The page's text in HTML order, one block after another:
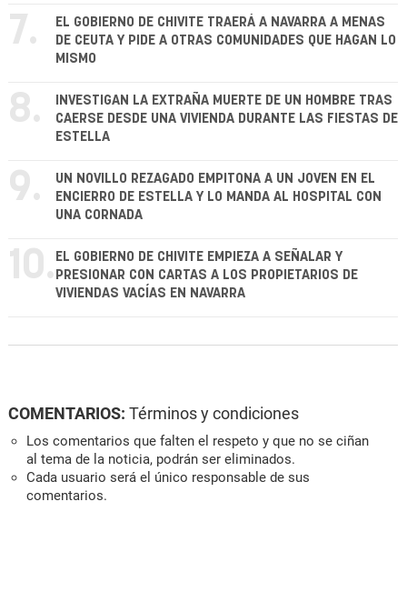
7.
EL GOBIERNO DE CHIVITE TRAERÁ A NAVARRA A MENAS
DE CEUTA Y PIDE A OTRAS COMUNIDADES QUE HAGAN LO
MISMO
8.
INVESTIGAN LA EXTRAÑA MUERTE DE UN HOMBRE TRAS
CAERSE DESDE UNA VIVIENDA DURANTE LAS FIESTAS DE
ESTELLA
9.
UN NOVILLO REZAGADO EMPITONA A UN JOVEN EN EL
ENCIERRO DE ESTELLA Y LO MANDA AL HOSPITAL CON
UNA CORNADA
10. EL GOBIERNO DE CHIVITE EMPIEZA A SEÑALAR Y
PRESIONAR CON CARTAS A LOS PROPIETARIOS DE
VIVIENDAS VACÍAS EN NAVARRA
COMENTARIOS: Términos y condiciones
Los comentarios que falten el respeto y que no se ciñan
al tema de la noticia, podrán ser eliminados.
Cada usuario será el único responsable de sus
comentarios.